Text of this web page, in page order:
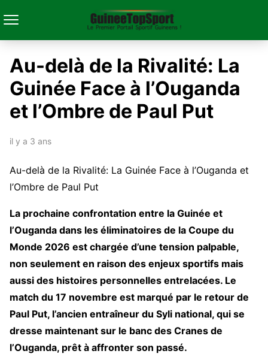
Au-delà de la Rivalité: La
Guinée Face à l’Ouganda
et l’Ombre de Paul Put
il y a 3 ans
Au-delà de la Rivalité: La Guinée Face à l’Ouganda et
l’Ombre de Paul Put
La prochaine confrontation entre la Guinée et
l’Ouganda dans les éliminatoires de la Coupe du
Monde 2026 est chargée d’une tension palpable,
non seulement en raison des enjeux sportifs mais
aussi des histoires personnelles entrelacées. Le
match du 17 novembre est marqué par le retour de
Paul Put, l’ancien entraîneur du Syli national, qui se
dresse maintenant sur le banc des Cranes de
l’Ouganda, prêt à affronter son passé.